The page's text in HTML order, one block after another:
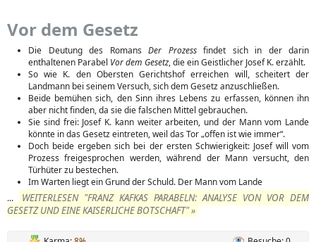
Vor dem Gesetz
Die Deutung des Romans Der Prozessfindet sich in der darin
enthaltenen Parabel Vor dem Gesetz, die ein Geistlicher Josef K. erzählt.
So wie K. den Obersten Gerichtshof erreichen will, scheitert der
Landmann bei seinem Versuch, sich dem Gesetz anzuschließen.
Beide bemühen sich, den Sinn ihres Lebens zu erfassen, können ihn
aber nicht finden, da sie die falschen Mittel gebrauchen.
Sie sind frei: Josef K. kann weiter arbeiten, und der Mann vom Lande
könnte in das Gesetz eintreten, weil das Tor „offen ist wie immer“.
Doch beide ergeben sich bei der ersten Schwierigkeit: Josef will vom
Prozess freigesprochen werden, während der Mann versucht, den
Türhüter zu bestechen.
Im Warten liegt ein Grund der Schuld. Der Mann vom Lande
...
WEITERLESEN "FRANZ KAFKAS PARABELN: ANALYSE VON VOR DEM
GESETZ UND EINE KAISERLICHE BOTSCHAFT" »